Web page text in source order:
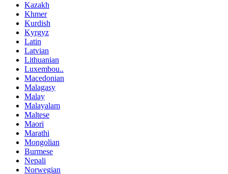
Kazakh
Khmer
Kurdish
Kyrgyz
Latin
Latvian
Lithuanian
Luxembou..
Macedonian
Malagasy
Malay
Malayalam
Maltese
Maori
Marathi
Mongolian
Burmese
Nepali
Norwegian